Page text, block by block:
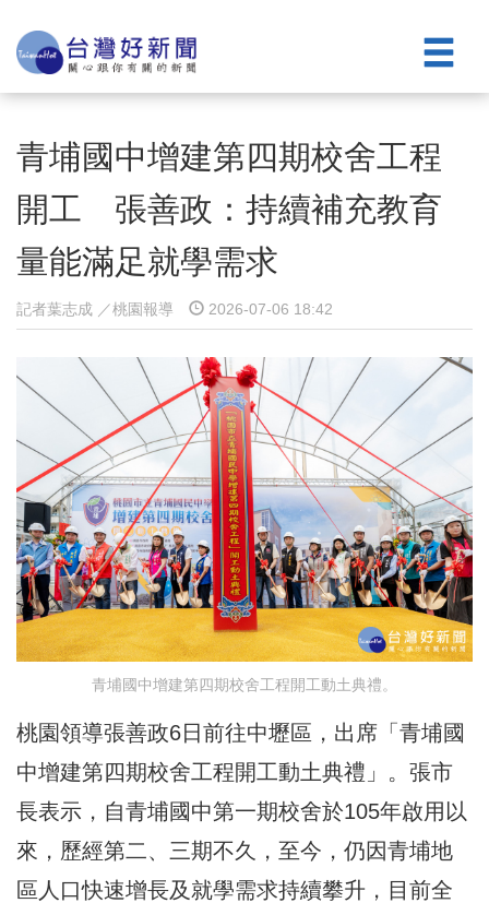
青埔國中增建第四期校舍工程
開工 張善政：持續補充教育
量能滿足就學需求
記者葉志成 ／桃園報導 2026-07-06 18:42
青埔國中增建第四期校舍工程開工動土典禮。
桃園領導張善政6日前往中壢區，出席「青埔國
中增建第四期校舍工程開工動土典禮」。張市
長表示，自青埔國中第一期校舍於105年啟用以
來，歷經第二、三期不久，至今，仍因青埔地
區人口快速增長及就學需求持續攀升，目前全